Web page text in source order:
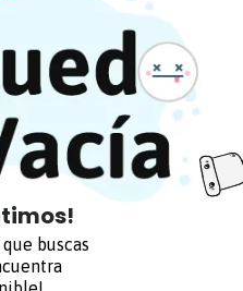
buscas